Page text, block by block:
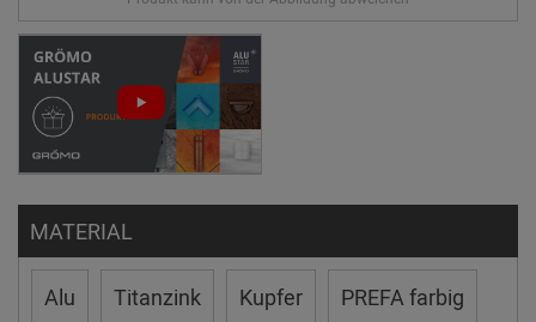
MATERIAL
Alu Titanzink Kupfer PREFA farbig